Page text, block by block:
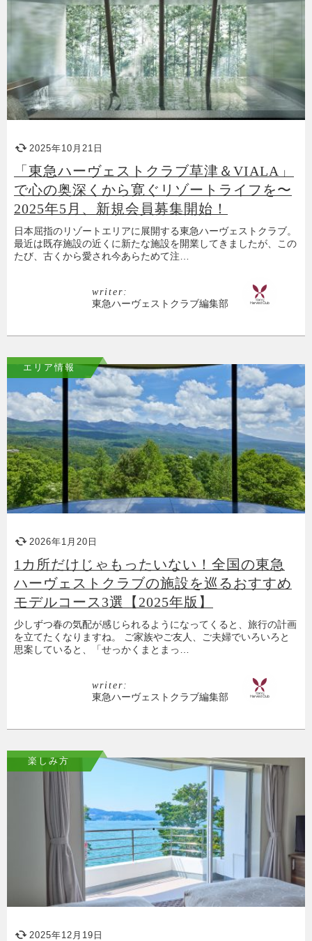
2025年10月21日
「東急ハーヴェストクラブ草津＆VIALA」
で心の奥深くから寛ぐリゾートライフを〜
2025年5月、新規会員募集開始！
日本屈指のリゾートエリアに展開する東急ハーヴェストクラブ。
最近は既存施設の近くに新たな施設を開業してきましたが、この
たび、古くから愛され今あらためて注…
writer:
東急ハーヴェストクラブ編集部
エリア情報
2026年1月20日
1カ所だけじゃもったいない！全国の東急
ハーヴェストクラブの施設を巡るおすすめ
モデルコース3選【2025年版】
少しずつ春の気配が感じられるようになってくると、旅行の計画
を立てたくなりますね。 ご家族やご友人、ご夫婦でいろいろと
思案していると、「せっかくまとまっ…
writer:
東急ハーヴェストクラブ編集部
楽しみ方
2025年12月19日